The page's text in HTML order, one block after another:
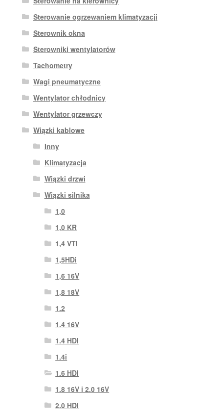
Sterowanie ogrzewaniem klimatyzacji
Sterownik okna
Sterowniki wentylatorów
Tachometry
Wagi pneumatyczne
Wentylator chłodnicy
Wentylator grzewczy
Wiązki kablowe
Inny
Klimatyzacja
Wiązki drzwi
Wiązki silnika
1,0
1,0 KR
1,4 VTI
1,5HDi
1,6 16V
1,8 18V
1.2
1.4 16V
1.4 HDI
1.4i
1.6 HDI
1.8 16V i 2.0 16V
2.0 HDI